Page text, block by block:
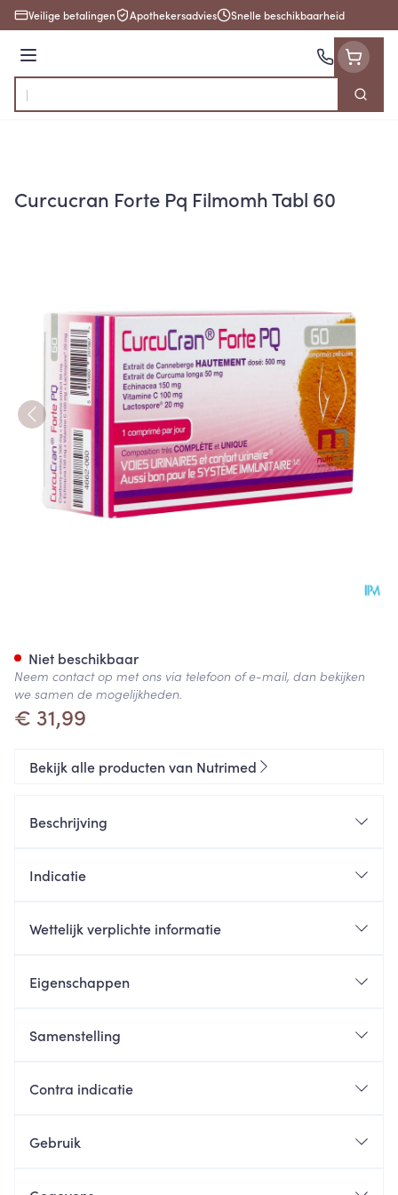
Ga naar de inhoud
Veilige betalingen Apothekersadvies Snelle beschikbaarheid
Menu
Product, merk, categorie...
Zoek
Curcucran Forte Pq Filmomh Tabl 60
€ 31,99
Niet beschikbaar
Neem contact op met ons via telefoon of e-mail, dan bekijken
we samen de mogelijkheden.
Bekijk alle producten van Nutrimed
Beschrijving
Indicatie
Wettelijk verplichte informatie
Eigenschappen
Samenstelling
Contra indicatie
Gebruik